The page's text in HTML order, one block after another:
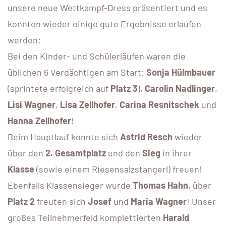
unsere neue Wettkampf-Dress präsentiert und es
konnten wieder einige gute Ergebnisse erlaufen
werden:
Bei den Kinder- und Schülerläufen waren die
üblichen 6 Verdächtigen am Start: Sonja Hülmbauer
(sprintete erfolgreich auf Platz 3), Carolin Nadlinger,
Lisi Wagner, Lisa Zellhofer, Carina Resnitschek und
Hanna Zellhofer!
Beim Hauptlauf konnte sich Astrid Resch wieder
über den 2. Gesamtplatz und den Sieg in ihrer
Klasse(sowie einem Riesensalzstangerl) freuen!
Ebenfalls Klassensieger wurde Thomas Hahn, über
Platz 2freuten sich Josef und Maria Wagner! Unser
großes Teilnehmerfeld komplettierten Harald